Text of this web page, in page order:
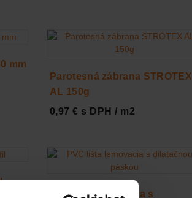
mm
Parotesná zábrana STROTEX
AL 150g
0,97 € s DPH / m2
PVC lišta lemovacia s